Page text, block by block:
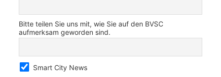
Bitte teilen Sie uns mit, wie Sie auf den BVSC
aufmerksam geworden sind.
Smart City News